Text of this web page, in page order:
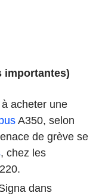
importantes)
acheter une
A350, selon
de grève se
, chez les
dans